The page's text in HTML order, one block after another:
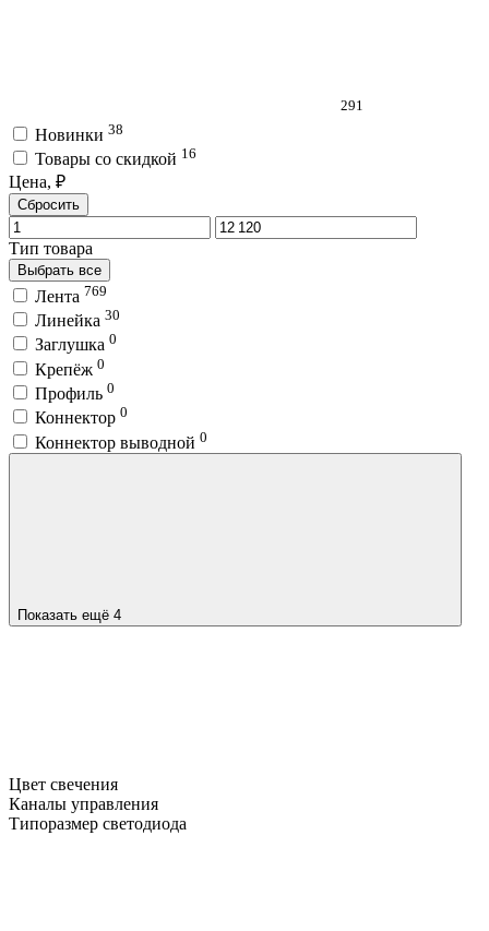
291
Новинки 38
Товары со скидкой 16
Цена, ₽
Сбросить
Тип товара
Выбрать все
Лента 769
Линейка 30
Заглушка 0
Крепёж 0
Профиль 0
Коннектор 0
Коннектор выводной 0
Показать ещё 4
Цвет свечения
Каналы управления
Типоразмер светодиода